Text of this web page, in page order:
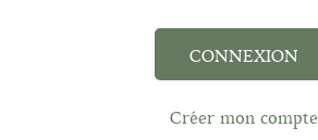
CONNEXION
Créer mon compte